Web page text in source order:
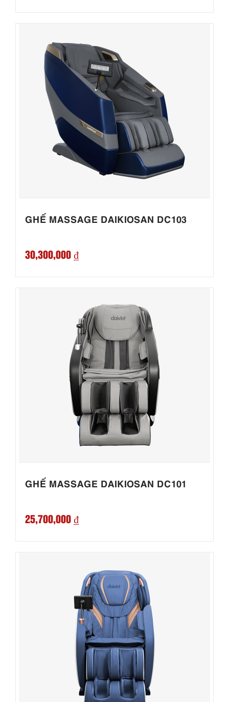
GHẾ MASSAGE DAIKIOSAN DC103
30,300,000 ₫
GHẾ MASSAGE DAIKIOSAN DC101
25,700,000 ₫